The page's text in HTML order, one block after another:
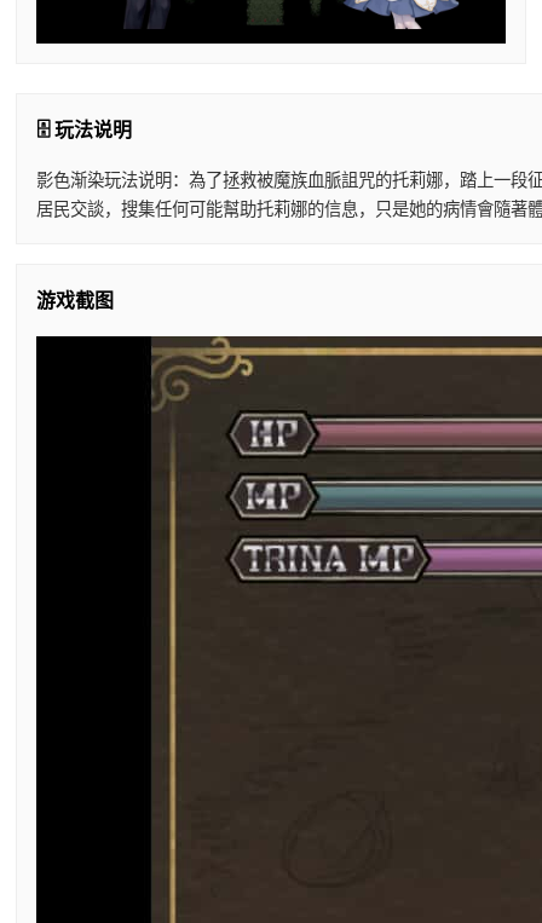
🗄️ 玩法说明
影色渐染玩法说明：為了拯救被魔族血脈詛咒的托莉娜，踏上一
居民交談，搜集任何可能幫助托莉娜的信息，只是她的病情會隨
游戏截图